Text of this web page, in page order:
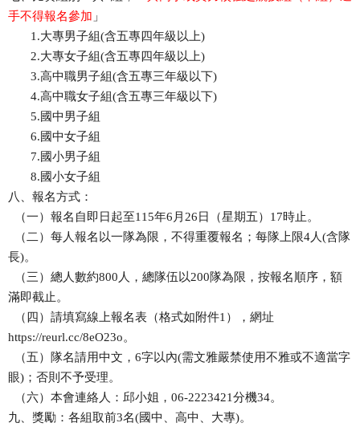
手不得報名參加 」
1.大專男子組(含五專四年級以上)
2.大專女子組(含五專四年級以上)
3.高中職男子組(含五專三年級以下)
4.高中職女子組(含五專三年級以下)
5.國中男子組
6.國中女子組
7.國小男子組
8.國小女子組
八、報名方式：
（一）報名自即日起至115年6月26日（星期五）17時止。
（二）每人報名以一隊為限，不得重覆報名；每隊上限4人(含隊
長)。
（三）總人數約800人，總隊伍以200隊為限，按報名順序，額
滿即截止。
（四）請填寫線上報名表（格式如附件1），網址
https://reurl.cc/8eO23o。
（五）隊名請用中文，6字以內(需文雅嚴禁使用不雅或不適當字
眼)；否則不予受理。
（六）本會連絡人：邱小姐，06-2223421分機34。
九、獎勵：各組取前3名(國中、高中、大專)。